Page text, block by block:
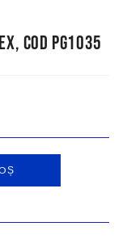
cod PG1035